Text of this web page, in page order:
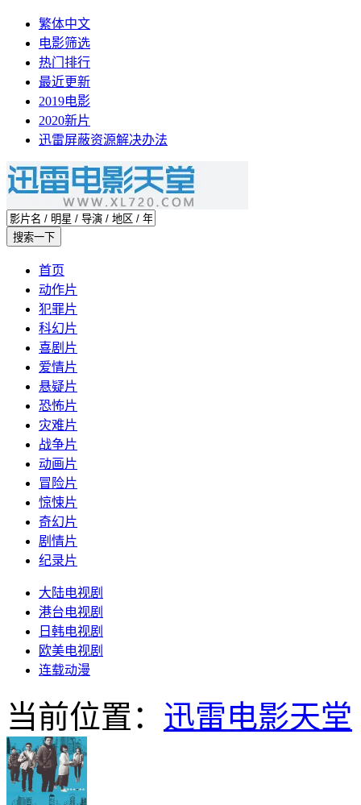
繁体中文
电影筛选
热门排行
最近更新
2019电影
2020新片
迅雷屏蔽资源解决办法
首页
动作片
犯罪片
科幻片
喜剧片
爱情片
悬疑片
恐怖片
灾难片
战争片
动画片
冒险片
惊悚片
奇幻片
剧情片
纪录片
大陆电视剧
港台电视剧
日韩电视剧
欧美电视剧
连载动漫
当前位置： 迅雷电影天堂